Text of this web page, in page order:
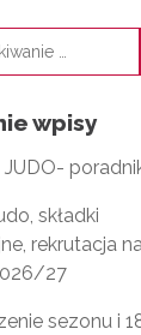
wpisy
JUDO-
składki
rekrutacja
27
sezonu i